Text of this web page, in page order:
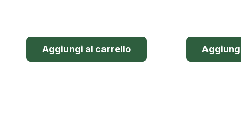
Aggiungi al carrello